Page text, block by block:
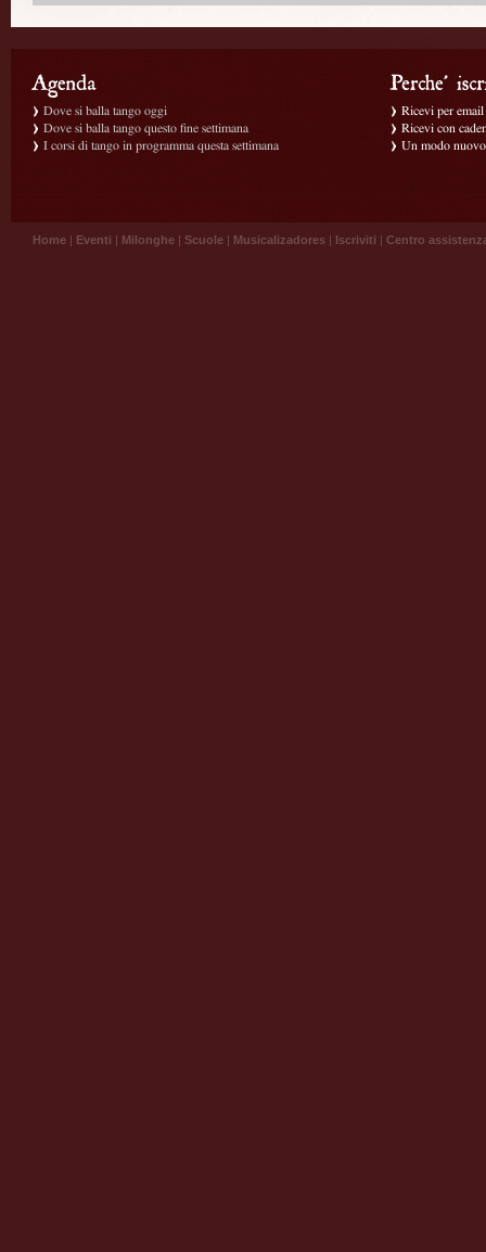
Dove si balla tango oggi
Dove si balla tango questo fine settimana
I corsi di tango in programma questa settimana
Ricevi per
Ricevi con
Un modo
Home | Eventi | Milonghe | Scuole | Musicalizadores | Iscriviti | Centro